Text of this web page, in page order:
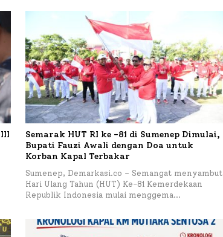
Semarak HUT RI ke -81 di Sumenep Dimulai,
Bupati Fauzi Awali dengan Doa untuk
Korban Kapal Terbakar
Sumenep, Demarkasi.co – Semangat menyambut
Hari Ulang Tahun (HUT) Ke-81 Kemerdekaan
Republik Indonesia mulai menggema…